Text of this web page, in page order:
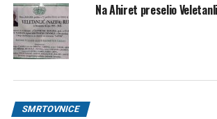
Na Ahiret preselio
SMRTOVNICE